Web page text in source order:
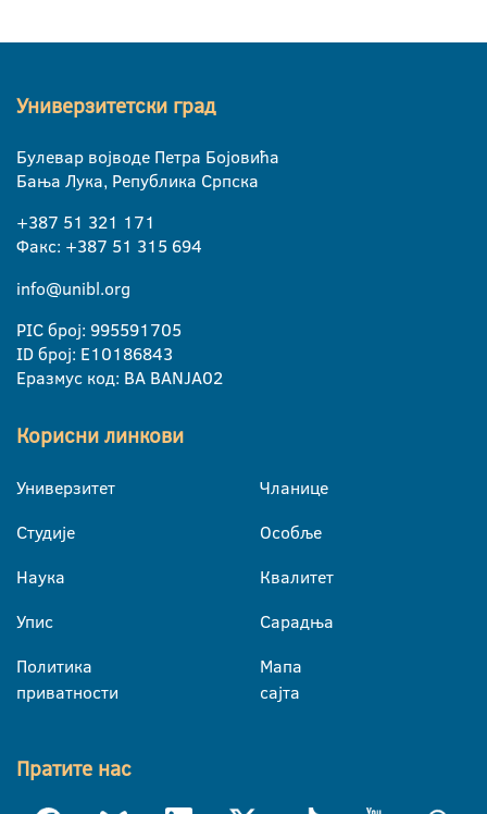
Универзитетски град
Булевар војводе Петра Бојовића
Бања Лука, Република Српска
+387 51 321 171
Факс: +387 51 315 694
info@unibl.org
PIC број: 995591705
ID број: E10186843
Еразмус код: BA BANJA02
Корисни линкови
Универзитет
Студије
Наука
Упис
Политика
приватности
Чланице
Особље
Квалитет
Сарадња
Мапа
сајта
Пратите нас